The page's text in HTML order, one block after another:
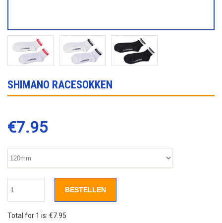
SHIMANO RACESOKKEN
€7.95
BESTELLEN
Total for 1 is: €7.95